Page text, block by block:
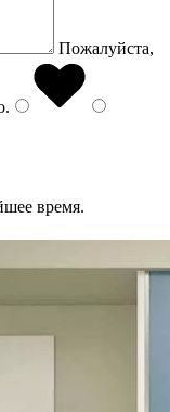
Пожалуйста,
.
время.